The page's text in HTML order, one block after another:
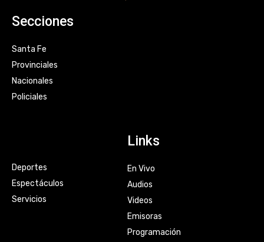
Secciones
Santa Fe
Provinciales
Nacionales
Policiales
Deportes
Espectáculos
Servicios
Links
En Vivo
Audios
Videos
Emisoras
Programación